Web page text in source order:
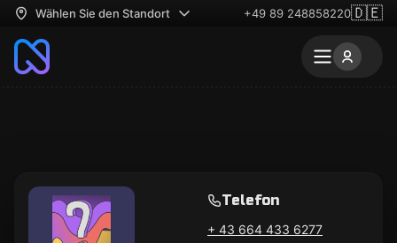
Wählen Sie den Standort +49 89 248858220🇩🇪
Telefon
+ 43 664 433 6277